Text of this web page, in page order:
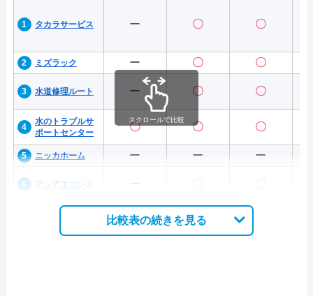
タカラサービス ー 〇 〇
ミズラック ー 〇 〇
水道修理ルート ー 〇 〇
水のトラブルサ
ポートセンター
〇 〇 〇
ニッカホーム ー ー ー
アシアエコレス
スクロールで比較
比較表の続きを見る